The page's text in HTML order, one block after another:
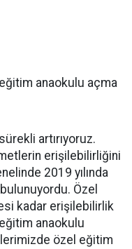
anaokulu açma
artırıyoruz.
erişilebilirliğini
2019 yılında
Özel
kadar erişilebilirlik
anaokulu
özel eğitim